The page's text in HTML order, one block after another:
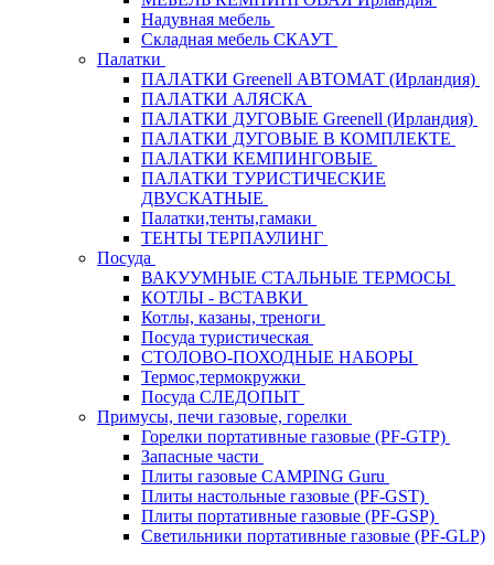
Надувная мебель
Складная мебель СКАУТ
Палатки
ПАЛАТКИ Greenell АВТОМАТ (Ирландия)
ПАЛАТКИ АЛЯСКА
ПАЛАТКИ ДУГОВЫЕ Greenell (Ирландия)
ПАЛАТКИ ДУГОВЫЕ В КОМПЛЕКТЕ
ПАЛАТКИ КЕМПИНГОВЫЕ
ПАЛАТКИ ТУРИСТИЧЕСКИЕ
ДВУСКАТНЫЕ
Палатки,тенты,гамаки
ТЕНТЫ ТЕРПАУЛИНГ
Посуда
ВАКУУМНЫЕ СТАЛЬНЫЕ ТЕРМОСЫ
КОТЛЫ - ВСТАВКИ
Котлы, казаны, треноги
Посуда туристическая
СТОЛОВО-ПОХОДНЫЕ НАБОРЫ
Термос,термокружки
Посуда СЛЕДОПЫТ
Примусы, печи газовые, горелки
Горелки портативные газовые (PF-GTP)
Запасные части
Плиты газовые CAMPING Guru
Плиты настольные газовые (PF-GST)
Плиты портативные газовые (PF-GSP)
Светильники портативные газовые (PF-GLP)